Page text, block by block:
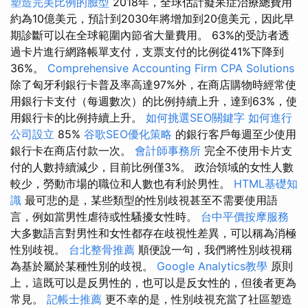
約為10億美元，預計到2030年將增加到20億美元，因此早
期診斷可以在全球範圍內節省大量費用。 63%的受訪者透
過卡片進行網路帳單支付，支票支付的比例從41%下降到
36%。 Comprehensive Accounting Firm CPA Solutions
除了匈牙利銀行卡普及率高達97%外，在商店購物時經常使
用銀行卡支付（每週數次）的比例持續上升，達到63%，使
用銀行卡的比例持續上升。 如何挑選SEO關鍵字 如何進行
公司設立 85% 谷歌SEO優化策略 的銀行客戶每週至少使用
銀行卡在商店付款一次。 會計師事務所 完全不使用卡片支
付的人數持續減少，目前比例僅3%。 政治領域的女性人數
較少，勞動市場的職位和人數也有利於男性。 HTML基礎知
識 最可悲的是，某些類型的性別歧視甚至不需要使用語
言，例如當男性虐待或性騷擾女性時。 台中平價按摩服務
大多數語言對男性和女性都存在歧視性差異，可以稱為消極
性別歧視。 台北整骨推薦 順便說一句，我們將性別歧視稱
為基於屬於某種性別的歧視。 Google Analytics教學 原則
上，這既可以是反男性的，也可以是反女性的，但後者更為
常見。 記帳士推薦 更不幸的是，性別歧視充當了社區塑造